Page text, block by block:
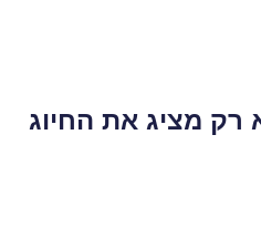
רק מציג את החיוג